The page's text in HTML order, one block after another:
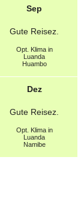
Sep
Gute Reisez.
Opt. Klima in
Luanda
Huambo
Dez
Gute Reisez.
Opt. Klima in
Luanda
Namibe